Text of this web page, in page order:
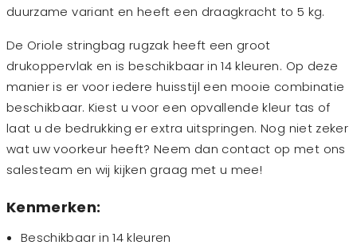
duurzame variant en heeft een draagkracht to 5 kg.
De Oriole stringbag rugzak heeft een groot
drukoppervlak en is beschikbaar in 14 kleuren. Op deze
manier is er voor iedere huisstijl een mooie combinatie
beschikbaar. Kiest u voor een opvallende kleur tas of
laat u de bedrukking er extra uitspringen. Nog niet zeker
wat uw voorkeur heeft? Neem dan contact op met ons
salesteam en wij kijken graag met u mee!
Kenmerken:
Beschikbaar in 14 kleuren